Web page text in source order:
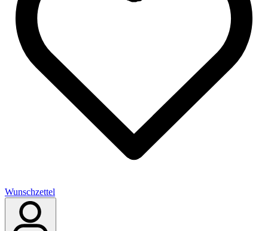
Wunschzettel